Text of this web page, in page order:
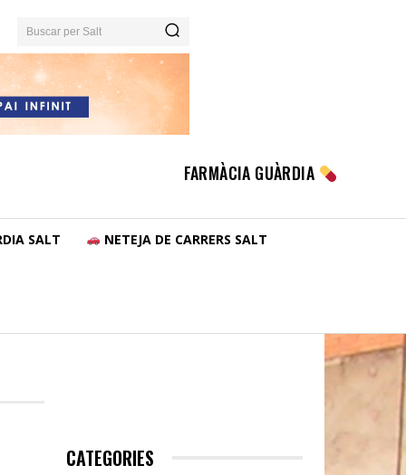
Buscar per Salt
FARMÀCIA GUÀRDIA
SALT NETEJA DE CARRERS SALT
CATEGORIES